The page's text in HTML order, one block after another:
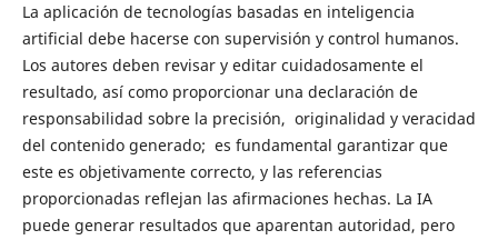
La aplicación de tecnologías basadas en inteligencia
artificial debe hacerse con supervisión y control humanos.
Los autores deben revisar y editar cuidadosamente el
resultado, así como proporcionar una declaración de
responsabilidad sobre la precisión, originalidad y veracidad
del contenido generado; es fundamental garantizar que
este es objetivamente correcto, y las referencias
proporcionadas reflejan las afirmaciones hechas. La IA
puede generar resultados que aparentan autoridad, pero